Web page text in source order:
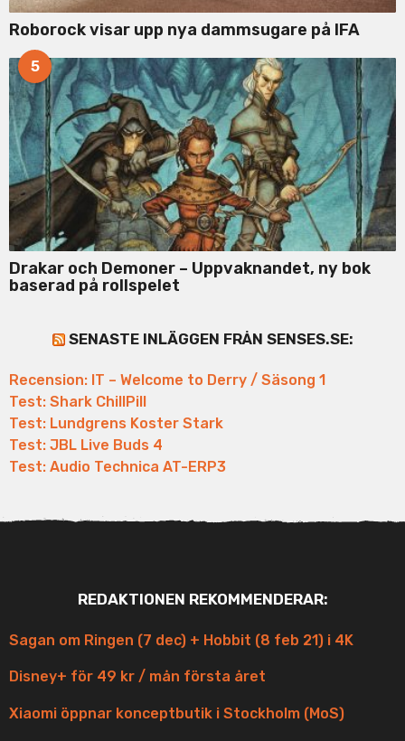
Roborock visar upp nya dammsugare på IFA
5
Drakar och Demoner – Uppvaknandet, ny bok
baserad på rollspelet
SENASTE INLÄGGEN FRÅN SENSES.SE:
Recension: IT – Welcome to Derry / Säsong 1
Test: Shark ChillPill
Test: Lundgrens Koster Stark
Test: JBL Live Buds 4
Test: Audio Technica AT-ERP3
REDAKTIONEN REKOMMENDERAR:
Sagan om Ringen (7 dec) + Hobbit (8 feb 21) i 4K
Disney+ för 49 kr / mån första året
Xiaomi öppnar konceptbutik i Stockholm (MoS)